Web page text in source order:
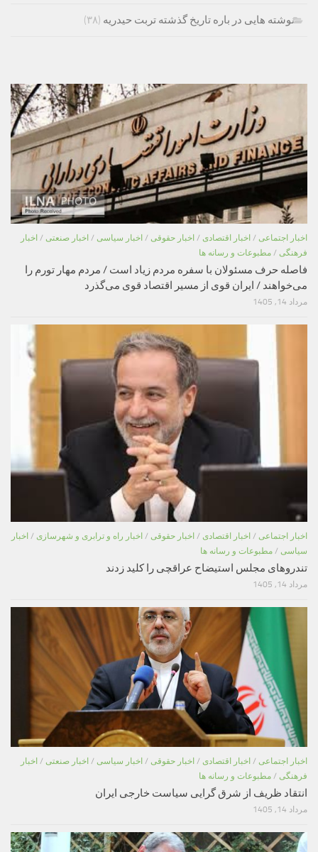
نوشته هایی در باره تاریخ گذشته تربت حیدریه (۳۸)
اخبار اجتماعی / اخبار اقتصادی / اخبار حقوقی / اخبار سیاسی / اخبار صنعتی / اخبار
فرهنگی / مطبوعات و رسانه ها
فاصله حرف مسئولان با سفره مردم زیاد است / مردم مهار تورم را
می‌خواهند / ایران قوی از مسیر اقتصاد قوی می‌گذرد
مرداد 14, 1405
اخبار اجتماعی / اخبار اقتصادی / اخبار حقوقی / اخبار راه و ترابری و شهرسازی / اخبار
سیاسی / مطبوعات و رسانه ها
تندروهای مجلس استیضاح عراقچی را کلید زدند
مرداد 14, 1405
اخبار اجتماعی / اخبار اقتصادی / اخبار حقوقی / اخبار سیاسی / اخبار صنعتی / اخبار
فرهنگی / مطبوعات و رسانه ها
انتقاد ظریف از شرق گرایی سیاست خارجی ایران
مرداد 14, 1405